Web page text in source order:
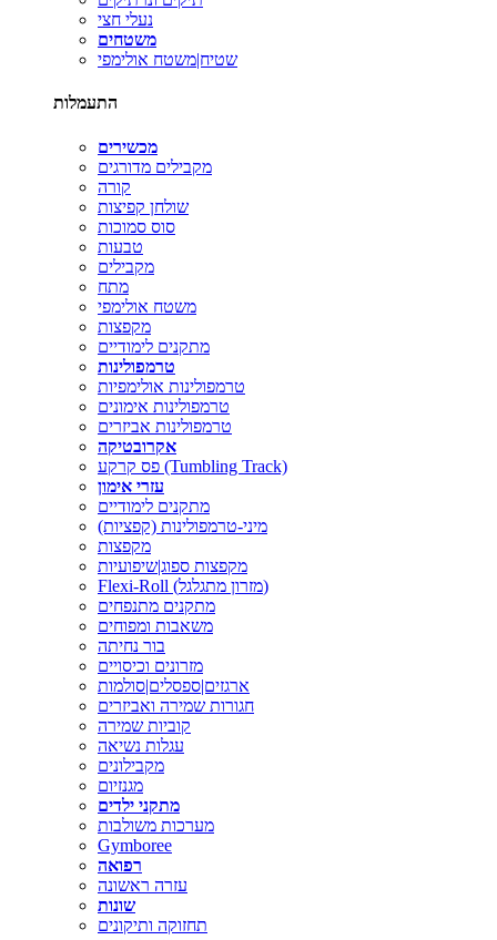
נעלי חצי
משטחים
שטיח|משטח אולימפי
התעמלות
מכשירים
מקבילים מדורגים
קורה
שולחן קפיצות
סוס סמוכות
טבעות
מקבילים
מתח
משטח אולימפי
מקפצות
מתקנים לימודיים
טרמפולינות
טרמפולינות אולימפיות
טרמפולינות אימונים
טרמפולינות אביזרים
אקרובטיקה
פס קרקע (Tumbling Track)
עזרי אימון
מתקנים לימודיים
מיני-טרמפולינות (קפציות)
מקפצות
מקפצות ספוג|שיפועיות
Flexi-Roll (מזרון מתגלגל)
מתקנים מתנפחים
משאבות ומפוחים
בור נחיתה
מזרונים וכיסויים
ארגזים|ספסלים|סולמות
חגורות שמירה ואביזרים
קוביות שמירה
עגלות נשיאה
מקבילונים
מגנזיום
מתקני ילדים
מערכות משולבות
Gymboree
רפואה
עזרה ראשונה
שונות
תחזוקה ותיקונים